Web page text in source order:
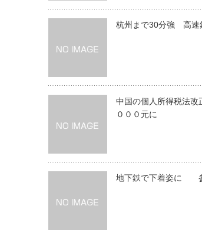
杭州まで30分強 高速
中国の個人所得税法
０００元に
地下鉄で下着姿に